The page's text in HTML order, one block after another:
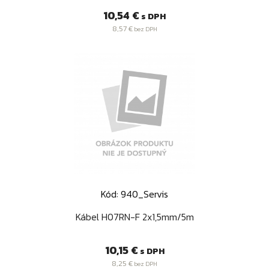
Cena
10,54 € s DPH
8,57 €bez DPH
Kód: 940_Servis
Kábel H07RN-F 2x1,5mm/5m
Cena
10,15 € s DPH
8,25 € bez DPH